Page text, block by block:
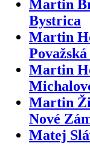
Martin
Bystrica
Martin
Martin
Martin
Nové
Matej